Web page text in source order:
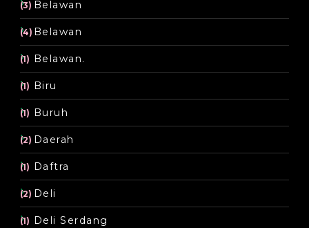
Belawan
(3)
Belawan
(4)
Belawan.
(1)
Biru
(1)
Buruh
(1)
Daerah
(2)
Daftra
(1)
Deli
(2)
Deli Serdang
(1)